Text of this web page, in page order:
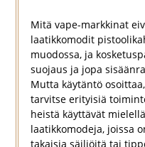
Mitä vape-markkinat
laatikkomodit
muodossa, ja
suojaus ja jopa
Mutta käytäntö
tarvitse erityisiä
heistä käyttävät
laatikkomodeja, joissa
takaisia säiliöitä tai